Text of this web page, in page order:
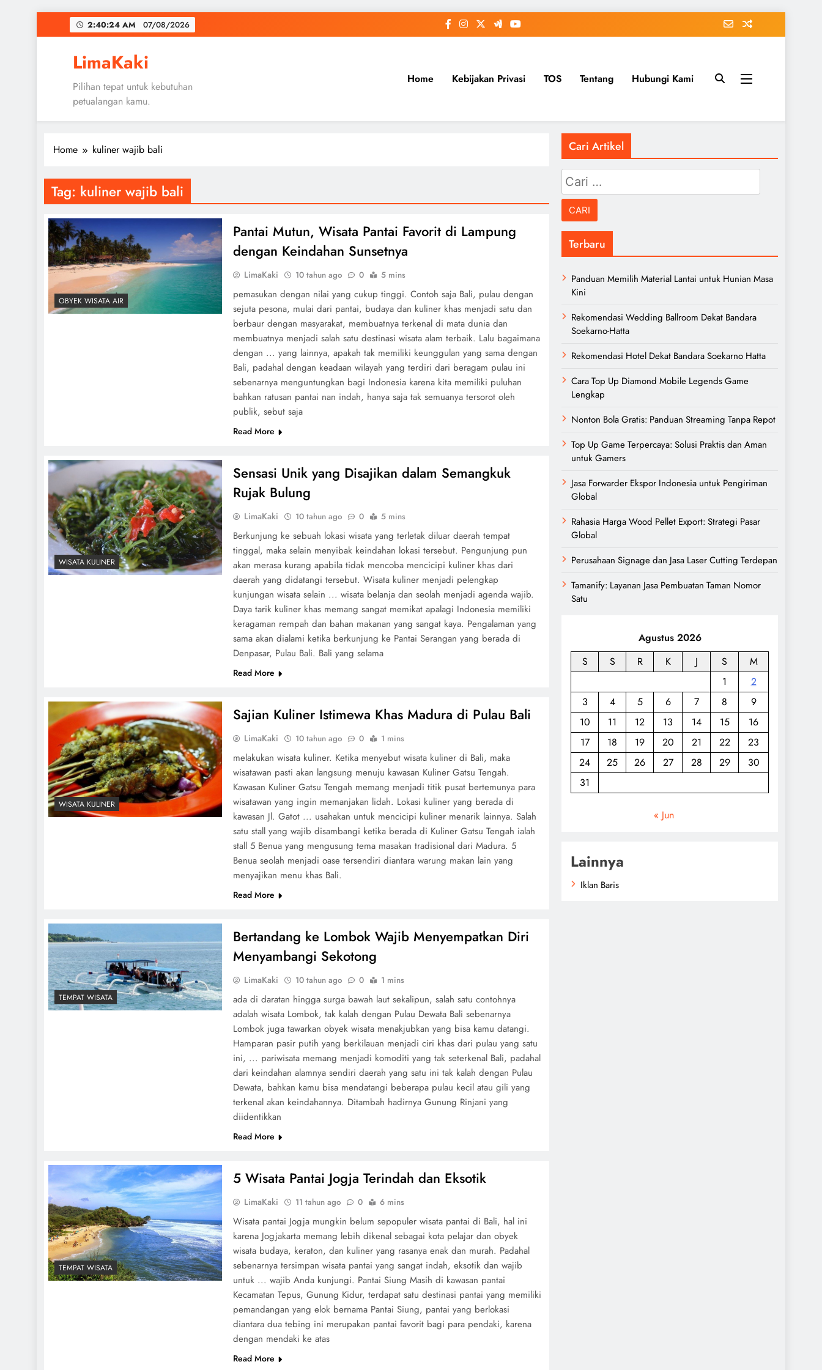
to
2:40:24 AM 07/08/2026
LimaKaki
Pilihan tepat untuk kebutuhan
petualangan kamu.
Home Kebijakan Privasi TOS Tentang Hubungi Kami
Home kuliner wajib bali
Tag: kuliner wajib bali
OBYEK WISATA AIR
Pantai Mutun, Wisata Pantai Favorit di Lampung
dengan Keindahan Sunsetnya
LimaKaki 10 tahun ago 0 5 mins
pemasukan dengan nilai yang cukup tinggi. Contoh saja Bali, pulau dengan
sejuta pesona, mulai dari pantai, budaya dan kuliner khas menjadi satu dan
berbaur dengan masyarakat, membuatnya terkenal di mata dunia dan
membuatnya menjadi salah satu destinasi wisata alam terbaik. Lalu bagaimana
dengan ... yang lainnya, apakah tak memiliki keunggulan yang sama dengan
Bali, padahal dengan keadaan wilayah yang terdiri dari beragam pulau ini
sebenarnya menguntungkan bagi Indonesia karena kita memiliki puluhan
bahkan ratusan pantai nan indah, hanya saja tak semuanya tersorot oleh
publik, sebut saja
Read More
WISATA KULINER
Sensasi Unik yang Disajikan dalam Semangkuk
Rujak Bulung
LimaKaki 10 tahun ago 0 5 mins
Berkunjung ke sebuah lokasi wisata yang terletak diluar daerah tempat
tinggal, maka selain menyibak keindahan lokasi tersebut. Pengunjung pun
akan merasa kurang apabila tidak mencoba mencicipi kuliner khas dari
daerah yang didatangi tersebut. Wisata kuliner menjadi pelengkap
kunjungan wisata selain ... wisata belanja dan seolah menjadi agenda wajib.
Daya tarik kuliner khas memang sangat memikat apalagi Indonesia memiliki
keragaman rempah dan bahan makanan yang sangat kaya. Pengalaman yang
sama akan dialami ketika berkunjung ke Pantai Serangan yang berada di
Denpasar, Pulau Bali. Bali yang selama
Read More
WISATA KULINER
Sajian Kuliner Istimewa Khas Madura di Pulau Bali
LimaKaki 10 tahun ago 0 1 mins
melakukan wisata kuliner. Ketika menyebut wisata kuliner di Bali, maka
wisatawan pasti akan langsung menuju kawasan Kuliner Gatsu Tengah.
Kawasan Kuliner Gatsu Tengah memang menjadi titik pusat bertemunya para
wisatawan yang ingin memanjakan lidah. Lokasi kuliner yang berada di
kawasan Jl. Gatot ... usahakan untuk mencicipi kuliner menarik lainnya. Salah
satu stall yang wajib disambangi ketika berada di Kuliner Gatsu Tengah ialah
stall 5 Benua yang mengusung tema masakan tradisional dari Madura. 5
Benua seolah menjadi oase tersendiri diantara warung makan lain yang
menyajikan menu khas Bali.
Read More
TEMPAT WISATA
Bertandang ke Lombok Wajib Menyempatkan Diri
Menyambangi Sekotong
LimaKaki 10 tahun ago 0 1 mins
ada di daratan hingga surga bawah laut sekalipun, salah satu contohnya
adalah wisata Lombok, tak kalah dengan Pulau Dewata Bali sebenarnya
Lombok juga tawarkan obyek wisata menakjubkan yang bisa kamu datangi.
Hamparan pasir putih yang berkilauan menjadi ciri khas dari pulau yang satu
ini, ... pariwisata memang menjadi komoditi yang tak seterkenal Bali, padahal
dari keindahan alamnya sendiri daerah yang satu ini tak kalah dengan Pulau
Dewata, bahkan kamu bisa mendatangi beberapa pulau kecil atau gili yang
terkenal akan keindahannya. Ditambah hadirnya Gunung Rinjani yang
diidentikkan
Read More
TEMPAT WISATA
5 Wisata Pantai Jogja Terindah dan Eksotik
LimaKaki 11 tahun ago 0 6 mins
Wisata pantai Jogja mungkin belum sepopuler wisata pantai di Bali, hal ini
karena Jogjakarta memang lebih dikenal sebagai kota pelajar dan obyek
wisata budaya, keraton, dan kuliner yang rasanya enak dan murah. Padahal
sebenarnya tersimpan wisata pantai yang sangat indah, eksotik dan wajib
untuk ... wajib Anda kunjungi. Pantai Siung Masih di kawasan pantai
Kecamatan Tepus, Gunung Kidur, terdapat satu destinasi pantai yang memiliki
pemandangan yang elok bernama Pantai Siung, pantai yang berlokasi
diantara dua tebing ini merupakan pantai favorit bagi para pendaki, karena
dengan mendaki ke atas
Read More
Cari Artikel
Cari
untuk:
Terbaru
Panduan Memilih Material Lantai untuk Hunian Masa
Kini
Rekomendasi Wedding Ballroom Dekat Bandara
Soekarno-Hatta
Rekomendasi Hotel Dekat Bandara Soekarno Hatta
Cara Top Up Diamond Mobile Legends Game
Lengkap
Nonton Bola Gratis: Panduan Streaming Tanpa Repot
Top Up Game Terpercaya: Solusi Praktis dan Aman
untuk Gamers
Jasa Forwarder Ekspor Indonesia untuk Pengiriman
Global
Rahasia Harga Wood Pellet Export: Strategi Pasar
Global
Perusahaan Signage dan Jasa Laser Cutting Terdepan
Tamanify: Layanan Jasa Pembuatan Taman Nomor
Satu
Agustus 2026
S
S R K J S
M
1
2
3
4 5 6 7 8
9
10
11 12 13 14 15
16
17
18 19 20 21 22
23
24
25 26 27 28 29
30
31
« Jun
Lainnya
Iklan Baris